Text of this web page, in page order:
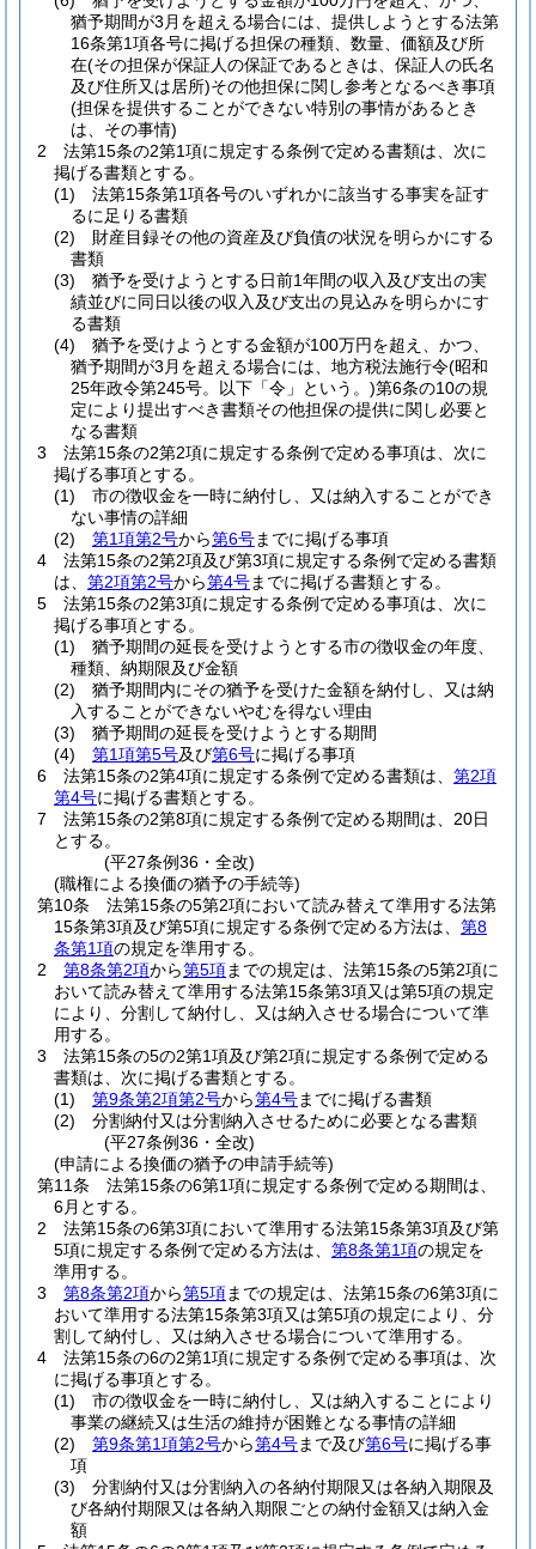
猶予期間が3月を超える場合には、提供しようとする法第
16条第1項各号に掲げる担保の種類、数量、価額及び所
在(その担保が保証人の保証であるときは、保証人の氏名
及び住所又は居所)その他担保に関し参考となるべき事項
(担保を提供することができない特別の事情があるとき
は、その事情)
2
法第15条の2第1項に規定する条例で定める書類は、次に
掲げる書類とする。
(1)
法第15条第1項各号のいずれかに該当する事実を証す
るに足りる書類
(2)
財産目録その他の資産及び負債の状況を明らかにする
書類
(3)
猶予を受けようとする日前1年間の収入及び支出の実
績並びに同日以後の収入及び支出の見込みを明らかにす
る書類
(4)
猶予を受けようとする金額が100万円を超え、かつ、
猶予期間が3月を超える場合には、地方税法施行令(昭和
25年政令第245号。以下「令」という。)第6条の10の規
定により提出すべき書類その他担保の提供に関し必要と
なる書類
3
法第15条の2第2項に規定する条例で定める事項は、次に
掲げる事項とする。
(1)
市の徴収金を一時に納付し、又は納入することができ
ない事情の詳細
(2)
第1項第2号から第6号までに掲げる事項
4
法第15条の2第2項及び第3項に規定する条例で定める書類
は、 第2項第2号から第4号までに掲げる書類とする。
5
法第15条の2第3項に規定する条例で定める事項は、次に
掲げる事項とする。
(1)
猶予期間の延長を受けようとする市の徴収金の年度、
種類、納期限及び金額
(2)
猶予期間内にその猶予を受けた金額を納付し、又は納
入することができないやむを得ない理由
(3)
猶予期間の延長を受けようとする期間
(4)
第1項第5号及び第6号に掲げる事項
6
法第15条の2第4項に規定する条例で定める書類は、 第2項
第4号に掲げる書類とする。
7
法第15条の2第8項に規定する条例で定める期間は、20日
とする。
(平27条例36・全改)
(職権による換価の猶予の手続等)
第10条
法第15条の5第2項において読み替えて準用する法第
15条第3項及び第5項に規定する条例で定める方法は、 第8
条第1項の規定を準用する。
2
第8条第2項から第5項までの規定は、法第15条の5第2項に
おいて読み替えて準用する法第15条第3項又は第5項の規定
により、分割して納付し、又は納入させる場合について準
用する。
3
法第15条の5の2第1項及び第2項に規定する条例で定める
書類は、次に掲げる書類とする。
(1)
第9条第2項第2号から第4号までに掲げる書類
(2)
分割納付又は分割納入させるために必要となる書類
(平27条例36・全改)
(申請による換価の猶予の申請手続等)
第11条
法第15条の6第1項に規定する条例で定める期間は、
6月とする。
2
法第15条の6第3項において準用する法第15条第3項及び第
5項に規定する条例で定める方法は、 第8条第1項の規定を
準用する。
3
第8条第2項から第5項までの規定は、法第15条の6第3項に
おいて準用する法第15条第3項又は第5項の規定により、分
割して納付し、又は納入させる場合について準用する。
4
法第15条の6の2第1項に規定する条例で定める事項は、次
に掲げる事項とする。
(1)
市の徴収金を一時に納付し、又は納入することにより
事業の継続又は生活の維持が困難となる事情の詳細
(2)
第9条第1項第2号から第4号まで及び第6号に掲げる事
項
(3)
分割納付又は分割納入の各納付期限又は各納入期限及
び各納付期限又は各納入期限ごとの納付金額又は納入金
額